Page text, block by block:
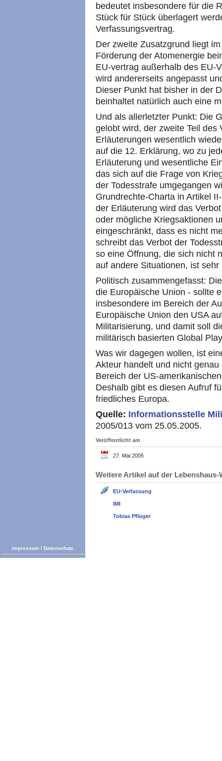
bedeutet insbesondere für die
Stück für Stück überlagert
Verfassungsvertrag.
Der zweite Zusatzgrund liegt
Förderung der Atomenergie
EU-vertrag außerhalb des EU-
wird andererseits angepasst
Dieser Punkt hat bisher in der
beinhaltet natürlich auch eine
Und als allerletzter Punkt: Die
gelobt wird, der zweite Teil des
Erläuterungen wesentlich
auf die 12. Erklärung, wo zu
Erläuterung und wesentliche
das sich auf die Frage von
der Todesstrafe umgegangen
Grundrechte-Charta in Artikel
der Erläuterung wird das
oder mögliche Kriegsaktionen
eingeschränkt, dass es nicht
schreibt das Verbot der
so eine Öffnung, die sich nicht
auf andere Situationen, ist
Politisch zusammengefasst:
die Europäische Union - sollte
insbesondere im Bereich der
Europäische Union den USA
Militarisierung, und damit soll
militärisch basierten Global
Was wir dagegen wollen, ist
Akteur handelt und nicht
Bereich der US-
Deshalb gibt es diesen Aufruf
friedliches Europa.
Quelle: Informationsstelle
2005/013 vom 25.05.2005.
Veröffentlicht am
27. Mai 2005
Weitere Artikel auf der
EU-Verfassung
IMI
Tobias Pflüger
Impressum / Datenschutz